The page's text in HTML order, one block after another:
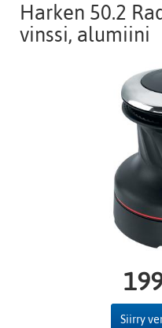
Harken 50.2
vinssi, alumiini
Siirry